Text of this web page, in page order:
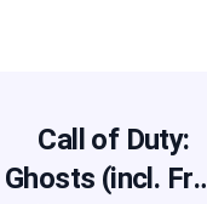
Call of Duty:
Ghosts (incl.